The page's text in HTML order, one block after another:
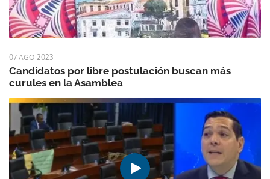
07 AGO 2023
Candidatos por libre postulación buscan más
curules en la Asamblea